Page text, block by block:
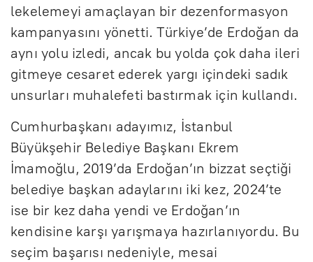
lekelemeyi amaçlayan bir dezenformasyon
kampanyasını yönetti. Türkiye’de Erdoğan da
aynı yolu izledi, ancak bu yolda çok daha ileri
gitmeye cesaret ederek yargı içindeki sadık
unsurları muhalefeti bastırmak için kullandı.
Cumhurbaşkanı adayımız, İstanbul
Büyükşehir Belediye Başkanı Ekrem
İmamoğlu, 2019’da Erdoğan’ın bizzat seçtiği
belediye başkan adaylarını iki kez, 2024’te
ise bir kez daha yendi ve Erdoğan’ın
kendisine karşı yarışmaya hazırlanıyordu. Bu
seçim başarısı nedeniyle, mesai